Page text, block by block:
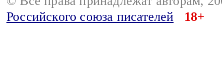
Российского союза писателей
18+